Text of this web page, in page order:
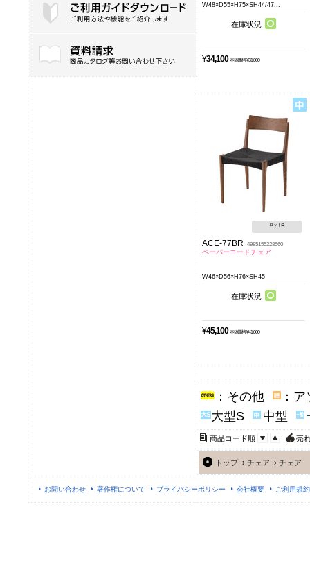
W48×D55×H75×SH44/47...
在庫状況
¥34,100 本体価格 ¥31,000
ロット:2
ACE-77BR 4985155228560
ペーパーコードチェア
W46×D56×H76×SH45
在庫状況
¥45,100 本体価格 ¥41,000
：その他
：
大型S
中型
商品コード順 売
トップ› チェア › チェア
お問い合わせ 著作権について プライバシーポリシー 会社概要 ご利用規約